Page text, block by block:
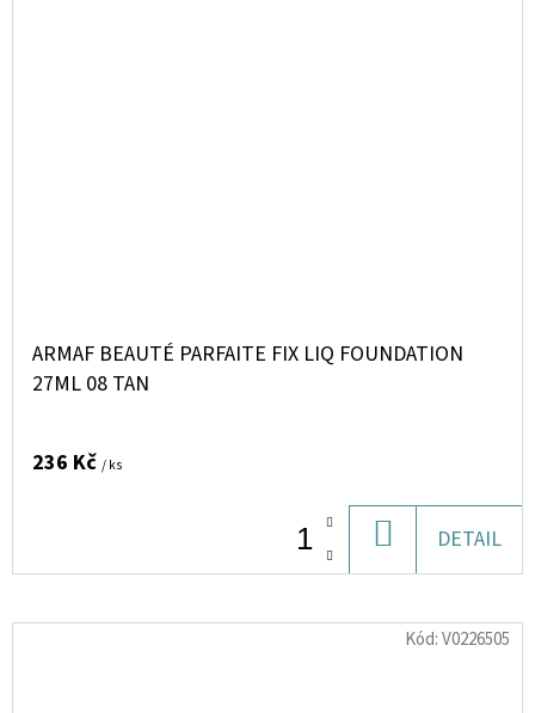
ARMAF BEAUTÉ PARFAITE FIX LIQ FOUNDATION
27ML 08 TAN
236 Kč / ks
KOŠÍKU
DETAIL
Kód:V0226505